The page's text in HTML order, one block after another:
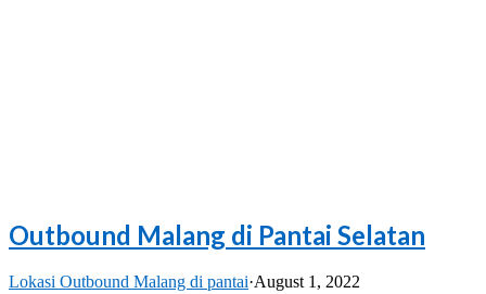
Outbound Malang di Pantai Selatan
Lokasi Outbound Malang di pantai·August 1, 2022